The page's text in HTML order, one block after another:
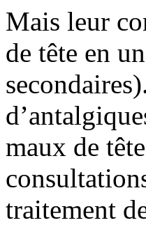
Mais leur
de tête en
maux de
traitement